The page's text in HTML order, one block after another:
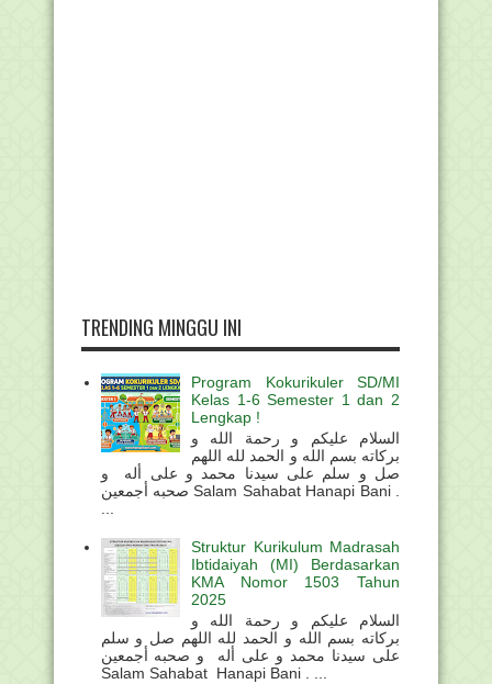
TRENDING MINGGU INI
Program Kokurikuler SD/MI
Kelas 1-6 Semester 1 dan 2
Lengkap !
السلام عليكم و رحمة الله و
بركاته بسم الله و الحمد لله اللهم
صل و سلم على سيدنا محمد و على أله و
صحبه أجمعين Salam Sahabat Hanapi Bani .
Struktur Kurikulum Madrasah
Ibtidaiyah (MI) Berdasarkan
KMA Nomor 1503 Tahun
2025
السلام عليكم و رحمة الله و
بركاته بسم الله و الحمد لله اللهم صل و سلم
على سيدنا محمد و على أله و صحبه أجمعين
Salam Sahabat Hanapi Bani . ...